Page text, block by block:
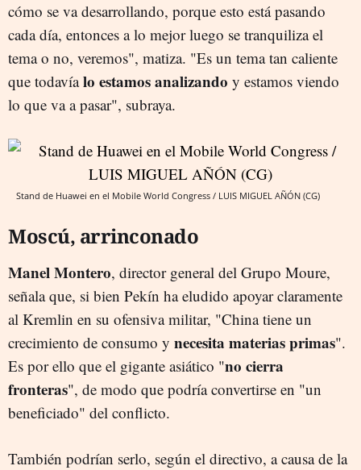
cómo se va desarrollando, porque esto está pasando
cada día, entonces a lo mejor luego se tranquiliza el
tema o no, veremos", matiza. "Es un tema tan caliente
que todavíalo estamos analizando y estamos viendo
lo que va a pasar", subraya.
Stand de Huawei en el Mobile World Congress / LUIS MIGUEL AÑÓN (CG)
Moscú, arrinconado
Manel Montero, director general del Grupo Moure,
señala que, si bien Pekín ha eludido apoyar claramente
al Kremlin en su ofensiva militar, "China tiene un
crecimiento de consumo y necesita materias primas".
Es por ello que el gigante asiático "no cierra
fronteras", de modo que podría convertirse en "un
beneficiado" del conflicto.
También podrían serlo, según el directivo, a causa de la